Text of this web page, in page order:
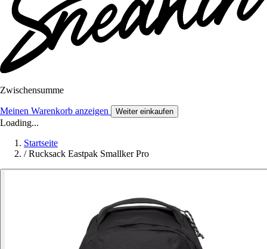
Zwischensumme
Meinen Warenkorb anzeigen Weiter einkaufen
Loading...
Startseite
/ Rucksack Eastpak Smallker Pro